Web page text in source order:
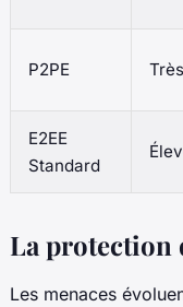
P2PE
E2EE
Standard
La protection
Les menaces